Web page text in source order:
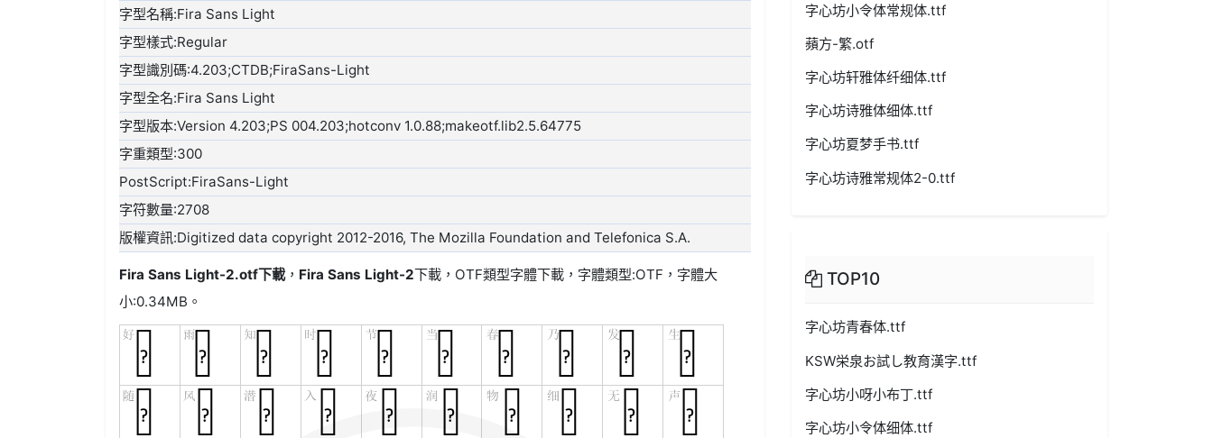
字型名稱:Fira Sans Light
字型樣式:Regular
字型識別碼:4.203;CTDB;FiraSans-Light
字型全名:Fira Sans Light
字型版本:Version 4.203;PS 004.203;hotconv 1.0.88;makeotf.lib2.5.64775
字重類型:300
PostScript:FiraSans-Light
字符數量:2708
版權資訊:Digitized data copyright 2012-2016, The Mozilla Foundation and Telefonica S.A.
Fira Sans Light-2.otf下載， Fira Sans Light-2下載， OTF類型字體下載，字體類型:OTF ，字體大
小:0.34MB。
字心坊小令体常规体.ttf
蘋方-繁.otf
字心坊轩雅体纤细体.ttf
字心坊诗雅体细体.ttf
字心坊夏梦手书.ttf
字心坊诗雅常规体2-0.ttf
TOP10
字心坊青春体.ttf
KSW栄泉お試し教育漢字.ttf
字心坊小呀小布丁.ttf
字心坊小令体细体.ttf